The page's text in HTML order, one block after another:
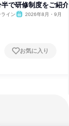
で研修制度をご紹
ライン
2026年8月・9月
お気に入り